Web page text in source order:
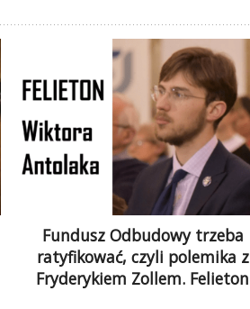
Fundusz Odbudowy trzeba
ratyfikować, czyli polemika z
Fryderykiem Zollem. Felieton